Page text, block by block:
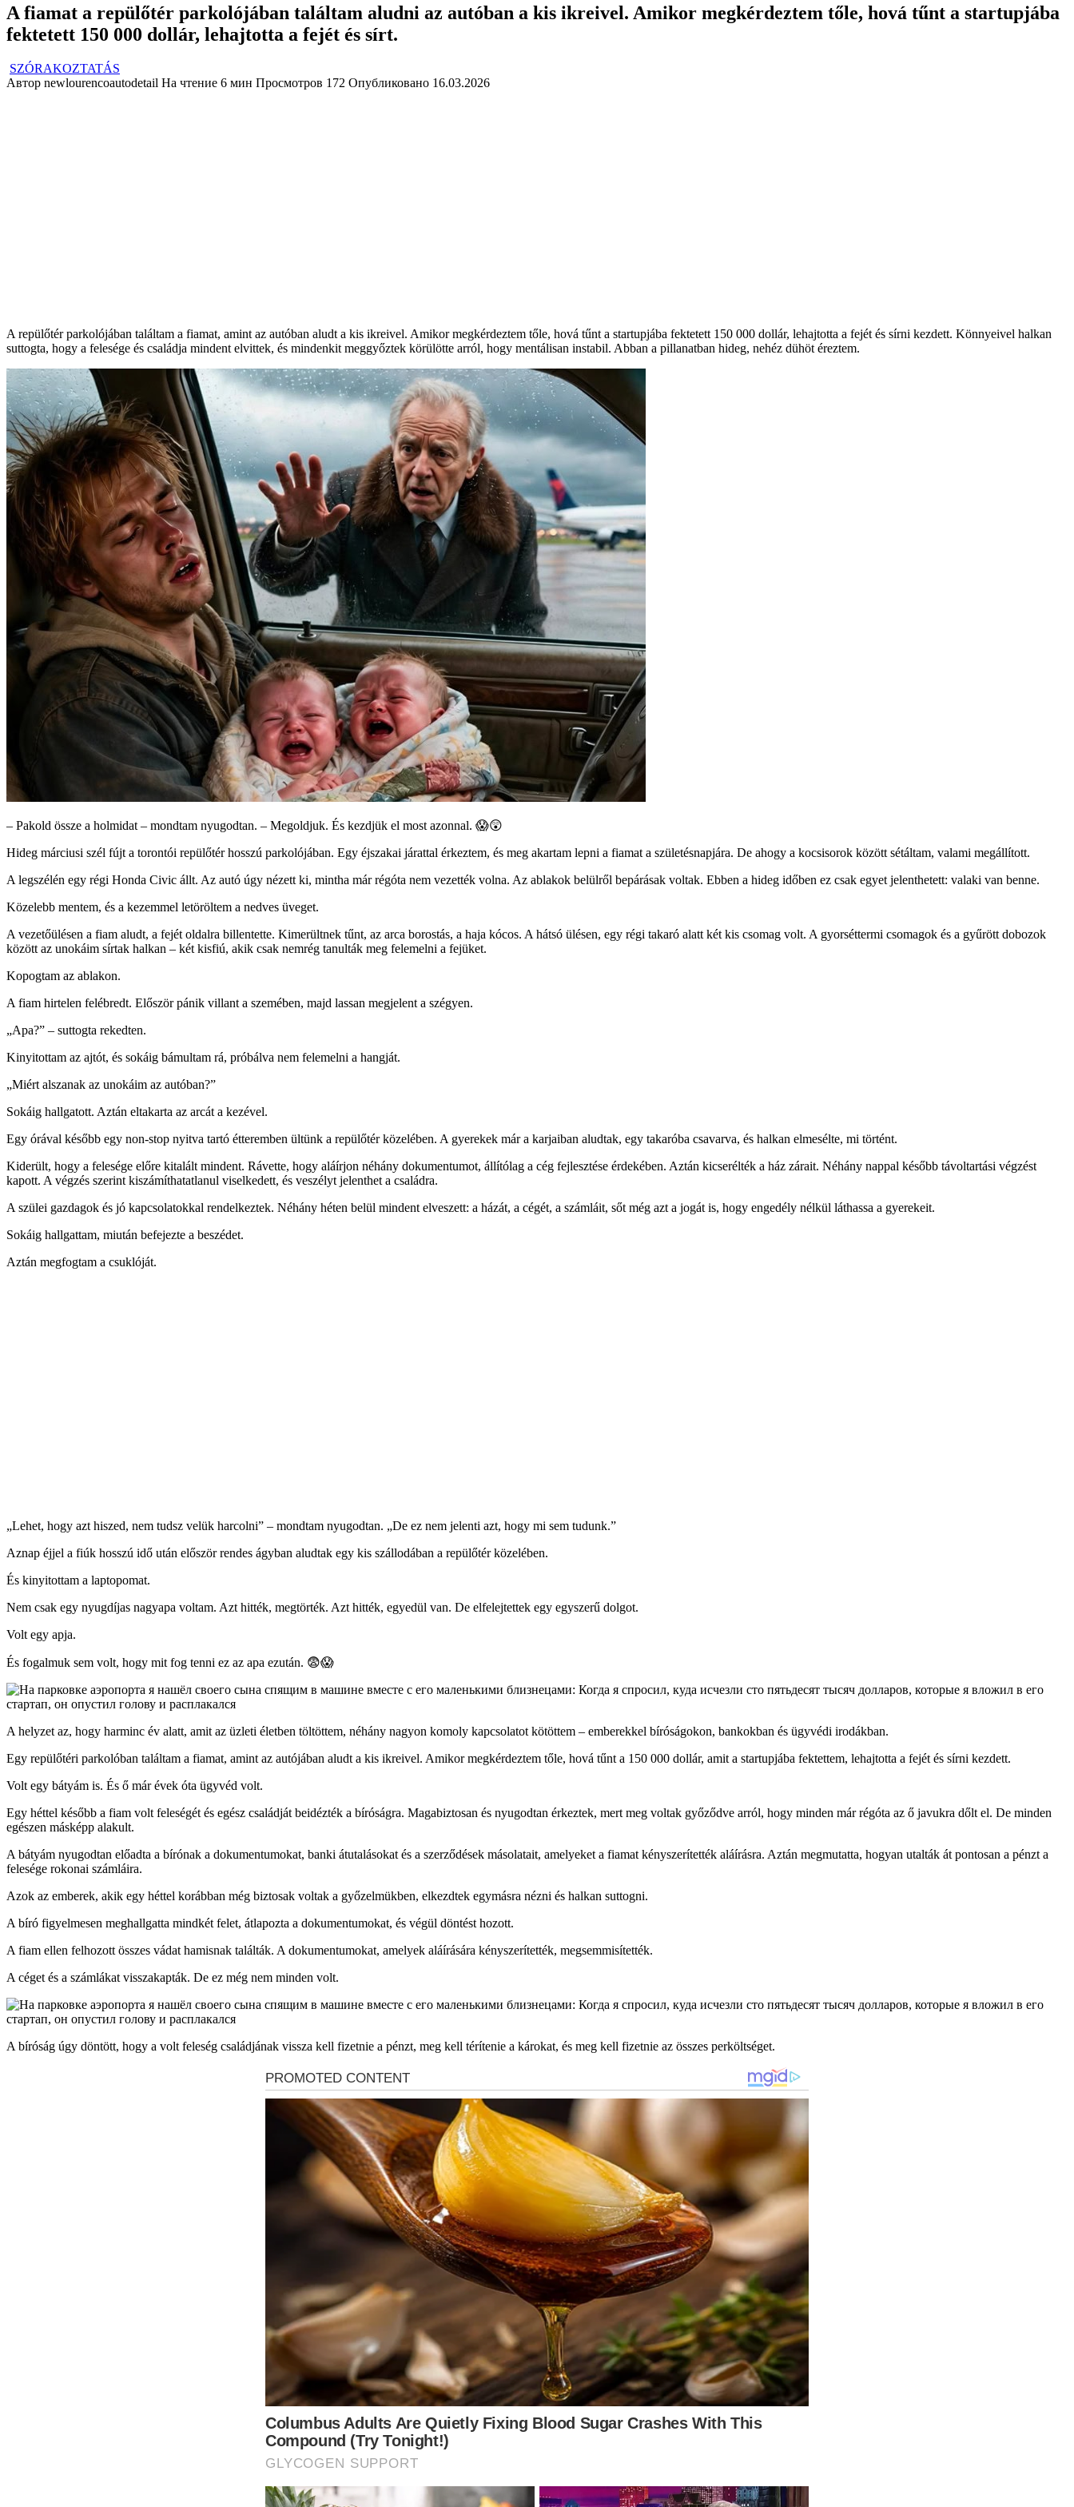
A fiamat a repülőtér parkolójában találtam aludni az autóban a kis ikreivel. Amikor megkérdeztem tőle, hová tűnt a startupjába
fektetett 150 000 dollár, lehajtotta a fejét és sírt.
SZÓRAKOZTATÁS
Автор newlourencoautodetail На чтение 6 мин Просмотров 172 Опубликовано 16.03.2026
A repülőtér parkolójában találtam a fiamat, amint az autóban aludt a kis ikreivel. Amikor megkérdeztem tőle, hová tűnt a startupjába fektetett 150 000 dollár, lehajtotta a fejét és sírni kezdett. Könnyeivel halkan
suttogta, hogy a felesége és családja mindent elvittek, és mindenkit meggyőztek körülötte arról, hogy mentálisan instabil. Abban a pillanatban hideg, nehéz dühöt éreztem.
– Pakold össze a holmidat – mondtam nyugodtan. – Megoldjuk. És kezdjük el most azonnal. 😱😲
Hideg márciusi szél fújt a torontói repülőtér hosszú parkolójában. Egy éjszakai járattal érkeztem, és meg akartam lepni a fiamat a születésnapjára. De ahogy a kocsisorok között sétáltam, valami megállított.
A legszélén egy régi Honda Civic állt. Az autó úgy nézett ki, mintha már régóta nem vezették volna. Az ablakok belülről bepárásak voltak. Ebben a hideg időben ez csak egyet jelenthetett: valaki van benne.
Közelebb mentem, és a kezemmel letöröltem a nedves üveget.
A vezetőülésen a fiam aludt, a fejét oldalra billentette. Kimerültnek tűnt, az arca borostás, a haja kócos. A hátsó ülésen, egy régi takaró alatt két kis csomag volt. A gyorséttermi csomagok és a gyűrött dobozok
között az unokáim sírtak halkan – két kisfiú, akik csak nemrég tanulták meg felemelni a fejüket.
Kopogtam az ablakon.
A fiam hirtelen felébredt. Először pánik villant a szemében, majd lassan megjelent a szégyen.
„Apa?” – suttogta rekedten.
Kinyitottam az ajtót, és sokáig bámultam rá, próbálva nem felemelni a hangját.
„Miért alszanak az unokáim az autóban?”
Sokáig hallgatott. Aztán eltakarta az arcát a kezével.
Egy órával később egy non-stop nyitva tartó étteremben ültünk a repülőtér közelében. A gyerekek már a karjaiban aludtak, egy takaróba csavarva, és halkan elmesélte, mi történt.
Kiderült, hogy a felesége előre kitalált mindent. Rávette, hogy aláírjon néhány dokumentumot, állítólag a cég fejlesztése érdekében. Aztán kicserélték a ház zárait. Néhány nappal később távoltartási végzést
kapott. A végzés szerint kiszámíthatatlanul viselkedett, és veszélyt jelenthet a családra.
A szülei gazdagok és jó kapcsolatokkal rendelkeztek. Néhány héten belül mindent elveszett: a házát, a cégét, a számláit, sőt még azt a jogát is, hogy engedély nélkül láthassa a gyerekeit.
Sokáig hallgattam, miután befejezte a beszédet.
Aztán megfogtam a csuklóját.
„Lehet, hogy azt hiszed, nem tudsz velük harcolni” – mondtam nyugodtan. „De ez nem jelenti azt, hogy mi sem tudunk.”
Aznap éjjel a fiúk hosszú idő után először rendes ágyban aludtak egy kis szállodában a repülőtér közelében.
És kinyitottam a laptopomat.
Nem csak egy nyugdíjas nagyapa voltam. Azt hitték, megtörték. Azt hitték, egyedül van. De elfelejtettek egy egyszerű dolgot.
Volt egy apja.
És fogalmuk sem volt, hogy mit fog tenni ez az apa ezután. 😨😱
A helyzet az, hogy harminc év alatt, amit az üzleti életben töltöttem, néhány nagyon komoly kapcsolatot kötöttem – emberekkel bíróságokon, bankokban és ügyvédi irodákban.
Egy repülőtéri parkolóban találtam a fiamat, amint az autójában aludt a kis ikreivel. Amikor megkérdeztem tőle, hová tűnt a 150 000 dollár, amit a startupjába fektettem, lehajtotta a fejét és sírni kezdett.
Volt egy bátyám is. És ő már évek óta ügyvéd volt.
Egy héttel később a fiam volt feleségét és egész családját beidézték a bíróságra. Magabiztosan és nyugodtan érkeztek, mert meg voltak győződve arról, hogy minden már régóta az ő javukra dőlt el. De minden
egészen másképp alakult.
A bátyám nyugodtan előadta a bírónak a dokumentumokat, banki átutalásokat és a szerződések másolatait, amelyeket a fiamat kényszerítették aláírásra. Aztán megmutatta, hogyan utalták át pontosan a pénzt a
felesége rokonai számláira.
Azok az emberek, akik egy héttel korábban még biztosak voltak a győzelmükben, elkezdtek egymásra nézni és halkan suttogni.
A bíró figyelmesen meghallgatta mindkét felet, átlapozta a dokumentumokat, és végül döntést hozott.
A fiam ellen felhozott összes vádat hamisnak találták. A dokumentumokat, amelyek aláírására kényszerítették, megsemmisítették.
A céget és a számlákat visszakapták. De ez még nem minden volt.
A bíróság úgy döntött, hogy a volt feleség családjának vissza kell fizetnie a pénzt, meg kell térítenie a károkat, és meg kell fizetnie az összes perköltséget.